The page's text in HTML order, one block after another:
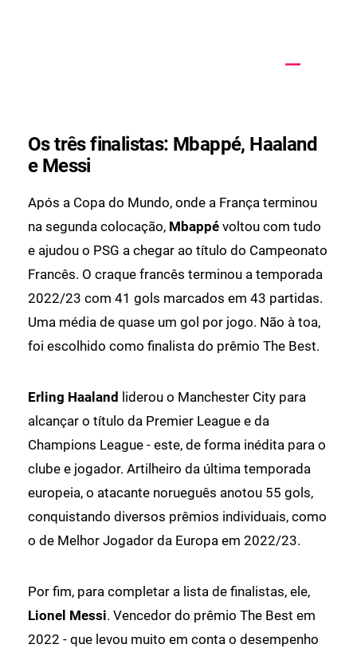
Os três finalistas: Mbappé, Haaland
e Messi
Após a Copa do Mundo, onde a França terminou
na segunda colocação, Mbappé voltou com tudo
e ajudou o PSG a chegar ao título do Campeonato
Francês. O craque francês terminou a temporada
2022/23 com 41 gols marcados em 43 partidas.
Uma média de quase um gol por jogo. Não à toa,
foi escolhido como finalista do prêmio The Best.
Erling Haaland liderou o Manchester City para
alcançar o título da Premier League e da
Champions League - este, de forma inédita para o
clube e jogador. Artilheiro da última temporada
europeia, o atacante norueguês anotou 55 gols,
conquistando diversos prêmios individuais, como
o de Melhor Jogador da Europa em 2022/23.
Por fim, para completar a lista de finalistas, ele,
Lionel Messi. Vencedor do prêmio The Best em
2022 - que levou muito em conta o desempenho